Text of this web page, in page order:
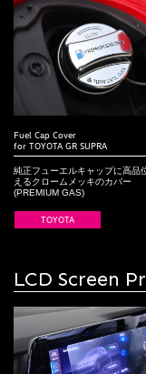
Fuel Cap Cover
for TOYOTA GR SUPRA
純正フューエルキャップに高品
えるクロームメッキのカバー
(PREMIUM GAS)
TOYOTA
LCD Screen